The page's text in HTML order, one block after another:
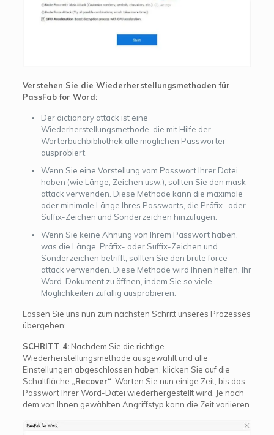
Verstehen Sie die Wiederherstellungsmethoden für
PassFab for Word:
Der dictionary attack ist eine
Wiederherstellungsmethode, die mit Hilfe der
Wörterbuchbibliothek alle möglichen Passwörter
ausprobiert.
Wenn Sie eine Vorstellung vom Passwort Ihrer Datei
haben (wie Länge, Zeichen usw.), sollten Sie den mask
attack verwenden. Diese Methode kann die maximale
oder minimale Länge Ihres Passworts, die Präfix- oder
Suffix-Zeichen und Sonderzeichen hinzufügen.
Wenn Sie keine Ahnung von Ihrem Passwort haben,
was die Länge, Präfix- oder Suffix-Zeichen und
Sonderzeichen betrifft, sollten Sie den brute force
attack verwenden. Diese Methode wird Ihnen helfen, Ihr
Word-Dokument zu öffnen, indem Sie so viele
Möglichkeiten zufällig ausprobieren.
Lassen Sie uns nun zum nächsten Schritt unseres Prozesses
übergehen:
SCHRITT 4:Nachdem Sie die richtige
Wiederherstellungsmethode ausgewählt und alle
Einstellungen abgeschlossen haben, klicken Sie auf die
Schaltfläche „Recover“ . Warten Sie nun einige Zeit, bis das
Passwort Ihrer Word-Datei wiederhergestellt wird. Je nach
dem von Ihnen gewählten Angriffstyp kann die Zeit variieren.